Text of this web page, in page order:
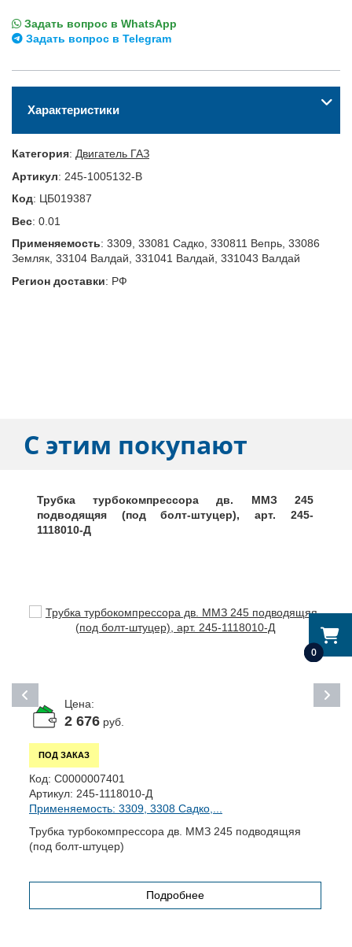
0
Задать вопрос в WhatsApp
Задать вопрос в Telegram
Характеристики
Категория: Двигатель ГАЗ
Артикул: 245-1005132-В
Код: ЦБ019387
Вес: 0.01
Применяемость: 3309, 33081 Садко, 330811 Вепрь, 33086
Земляк, 33104 Валдай, 331041 Валдай, 331043 Валдай
Регион доставки: РФ
С этим покупают
Трубка турбокомпрессора дв. ММЗ 245
подводящяя (под болт-штуцер), арт. 245-
1118010-Д
Цена:
2 676руб.
ПОД ЗАКАЗ
Код: С0000007401
Артикул: 245-1118010-Д
Применяемость: 3309, 3308 Садко,...
Трубка турбокомпрессора дв. ММЗ 245 подводящяя
(под болт-штуцер)
Подробнее